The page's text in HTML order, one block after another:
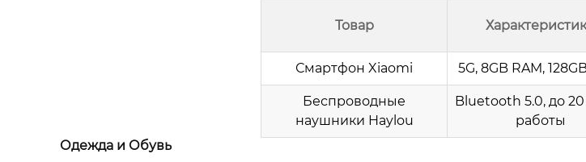
Товар
Смартфон Xiaomi 5G, 8GB RAM,
Беспроводные
наушники Haylou
Bluetooth 5.0, до
работы
Одежда и Обувь